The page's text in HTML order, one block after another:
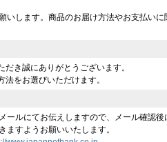
いします。商品のお届け方法やお支払い
き誠にありがとうございます。
をお選びいただけます。
ールにてお伝えしますので、メール確認
すようお願いいたします。